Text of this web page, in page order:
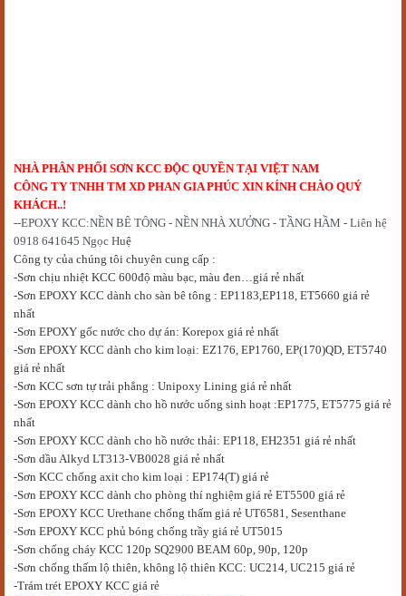
NHÀ PHÂN PHỐI SƠN KCC ĐỘC QUYỀN TẠI VIỆT NAM
CÔNG TY TNHH TM XD PHAN GIA PHÚC XIN KÍNH CHÀO QUÝ
KHÁCH..!
--EPOXY KCC:NỀN BÊ TÔNG - NỀN NHÀ XƯỞNG - TẦNG HẦM - Liên hệ
0918 641645 Ngọc Huệ
Công ty của chúng tôi chuyên cung cấp :
-Sơn chịu nhiệt KCC 600độ màu bạc, màu đen…giá rẻ nhất
-Sơn EPOXY KCC dành cho sàn bê tông : EP1183,EP118, ET5660 giá rẻ
nhất
-Sơn EPOXY gốc nước cho dự án: Korepox giá rẻ nhất
-Sơn EPOXY KCC dành cho kim loại: EZ176, EP1760, EP(170)QD, ET5740
giá rẻ nhất
-Sơn KCC sơn tự trải phẳng : Unipoxy Lining giá rẻ nhất
-Sơn EPOXY KCC dành cho hồ nước uống sinh hoạt :EP1775, ET5775 giá rẻ
nhất
-Sơn EPOXY KCC dành cho hồ nước thải: EP118, EH2351 giá rẻ nhất
-Sơn dầu Alkyd LT313-VB0028 giá rẻ nhất
-Sơn KCC chống axit cho kim loại : EP174(T) giá rẻ
-Sơn EPOXY KCC dành cho phòng thí nghiệm giá rẻ ET5500 giá rẻ
-Sơn EPOXY KCC Urethane chống thấm giá rẻ UT6581, Sesenthane
-Sơn EPOXY KCC phủ bóng chống trầy giá rẻ UT5015
-Sơn chống cháy KCC 120p SQ2900 BEAM 60p, 90p, 120p
-Sơn chống thấm lộ thiên, không lộ thiên KCC: UC214, UC215 giá rẻ
-Trám trét EPOXY KCC giá rẻ